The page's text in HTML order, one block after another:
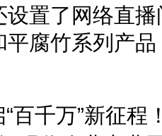
设置了网络直
平腐竹系列产